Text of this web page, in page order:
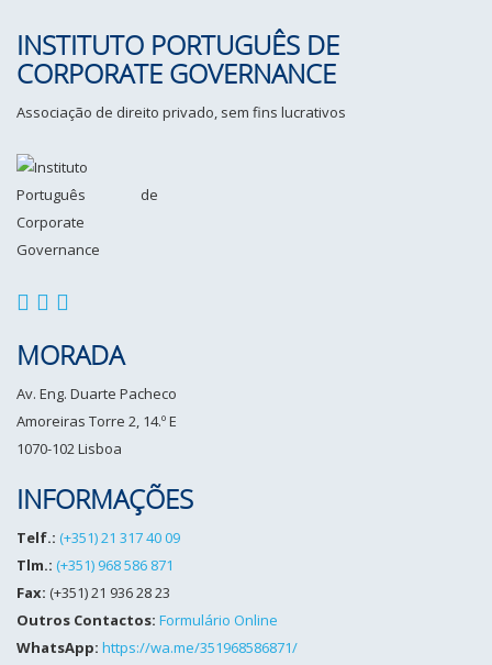
INSTITUTO PORTUGUÊS DE
CORPORATE GOVERNANCE
Associação de direito privado, sem fins lucrativos
MORADA
Av. Eng. Duarte Pacheco
Amoreiras Torre 2, 14.º E
1070-102 Lisboa
INFORMAÇÕES
Telf.: (+351) 21 317 40 09
Tlm.: (+351) 968 586 871
Fax: (+351) 21 936 28 23
Outros Contactos: Formulário Online
WhatsApp: https://wa.me/351968586871/